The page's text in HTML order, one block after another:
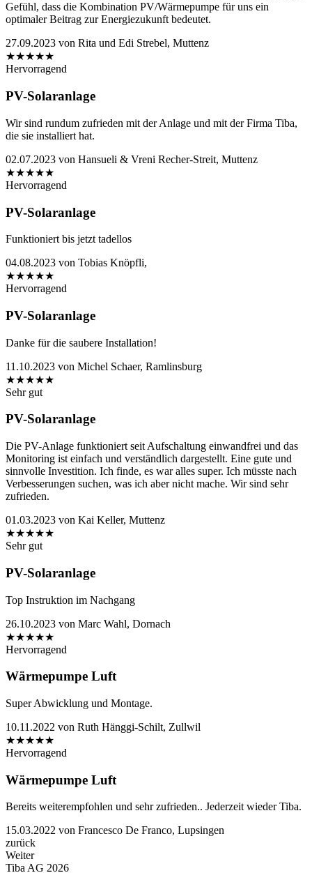
Gefühl, dass die Kombination PV/Wärmepumpe für uns ein
optimaler Beitrag zur Energiezukunft bedeutet.
27.09.2023 von Rita und Edi Strebel, Muttenz
★★★★★
Hervorragend
PV-Solaranlage
Wir sind rundum zufrieden mit der Anlage und mit der Firma Tiba,
die sie installiert hat.
02.07.2023 von Hansueli & Vreni Recher-Streit, Muttenz
★★★★★
Hervorragend
PV-Solaranlage
Funktioniert bis jetzt tadellos
04.08.2023 von Tobias Knöpfli,
★★★★★
Hervorragend
PV-Solaranlage
Danke für die saubere Installation!
11.10.2023 von Michel Schaer, Ramlinsburg
★★★★★
Sehr gut
PV-Solaranlage
Die PV-Anlage funktioniert seit Aufschaltung einwandfrei und das
Monitoring ist einfach und verständlich dargestellt. Eine gute und
sinnvolle Investition. Ich finde, es war alles super. Ich müsste nach
Verbesserungen suchen, was ich aber nicht mache. Wir sind sehr
zufrieden.
01.03.2023 von Kai Keller, Muttenz
★★★★★
Sehr gut
PV-Solaranlage
Top Instruktion im Nachgang
26.10.2023 von Marc Wahl, Dornach
★★★★★
Hervorragend
Wärmepumpe Luft
Super Abwicklung und Montage.
10.11.2022 von Ruth Hänggi-Schilt, Zullwil
★★★★★
Hervorragend
Wärmepumpe Luft
Bereits weiterempfohlen und sehr zufrieden.. Jederzeit wieder Tiba.
15.03.2022 von Francesco De Franco, Lupsingen
zurück
Weiter
Tiba AG 2026